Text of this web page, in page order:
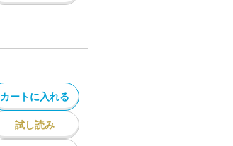
カートに入れる
試し読み